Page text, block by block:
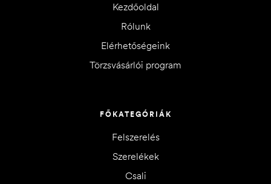
Kezdőoldal
Rólunk
Elérhetőségeink
Törzsvásárlói program
FŐKATEGÓRIÁK
Felszerelés
Szerelékek
Csali